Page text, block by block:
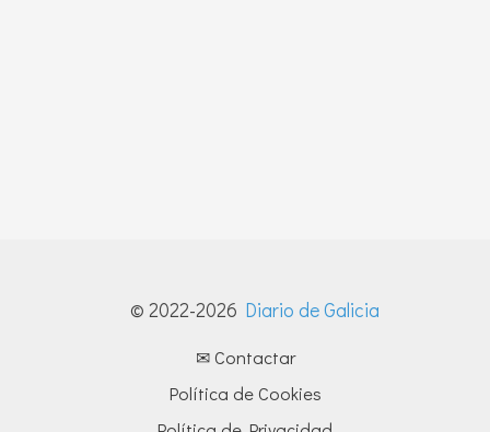
© 2022-2026 Diario de Galicia
✉ Contactar
Política de Cookies